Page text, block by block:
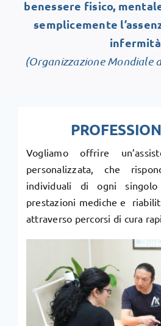
benessere fisico,
semplicemente
(Organizzazione Mondiale
Vogliamo offrire
personalizzata, che
individuali di ogni
prestazioni mediche e
attraverso percorsi di cura